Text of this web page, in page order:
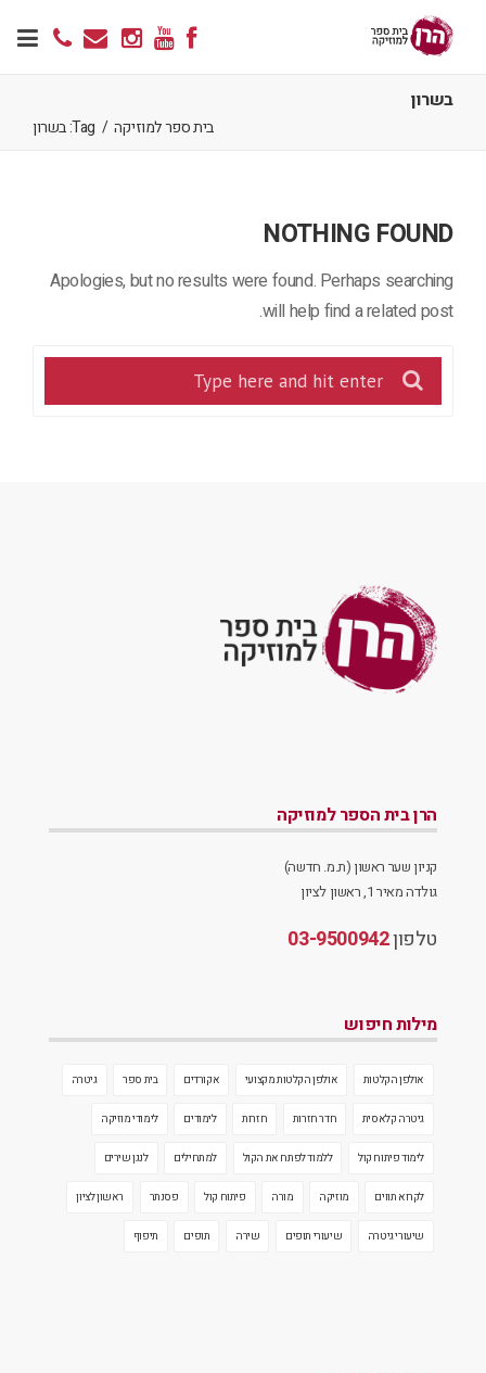
בשרון
בית ספר למוזיקה / Tag: בשרון
NOTHING FOUND
Apologies, but no results were found. Perhaps searching
will help find a related post.
הרן בית הספר למוזיקה
קניון שער ראשון (ת.מ. חדשה)
גולדה מאיר 1, ראשון לציון
טלפון03-9500942
מילות חיפוש
אולפן הקלטות אולפן הקלטות מקצועי אקורדים בית ספר גיטרה
גיטרה קלאסית חדר חזרות חזרות לימודים לימודי מוזיקה
לימוד פיתוח קול ללמוד לפתח את הקול למתחילים לנגן שירים
לקרוא תווים מוזיקה מורה פיתוח קול פסנתר ראשון לציון
שיעורי גיטרה שיעורי תופים שירה תופים תיפוף